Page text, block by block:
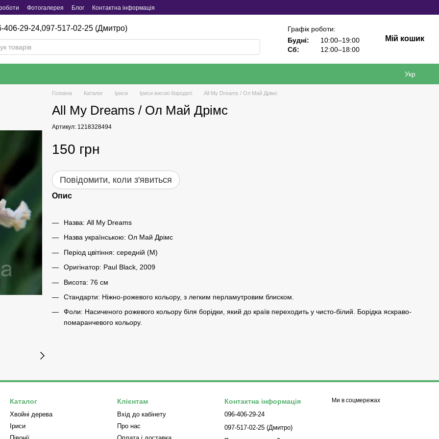
Фотогалерея Блог Контактна інформація
406-29-24,097-517-02-25 (Дмитро)
Графік роботи:
Будні:
10:00–19:00
Сб:
12:00–18:00
Мій кошик
Укр
Головна Каталог Iриси Іриси високі бородаті All My Dreams / Ол Май Дрімс
All My Dreams / Ол Май Дрімс
Артикул: 1218328494
150 грн
Повідомити, коли з'явиться
Опис
Назва: All My Dreams
Назва українською: Ол Май Дрімс
Період цвітіння: середній (М)
Оригінатор: Paul Black, 2009
Висота: 76 см
Стандарти: Ніжно-рожевого кольору, з легким перламутровим блиском.
Фоли: Насиченого рожевого кольору біля борідки, який до країв переходить у чисто-білий. Борідка яскраво-
помаранчевого кольору.
Каталог
Хвойні дерева
Iриси
Клієнтам
Вхід до кабінету
Про нас
Контактна інформація
096-406-29-24
097-517-02-25 (Дмитро)
Ми в соцмережах